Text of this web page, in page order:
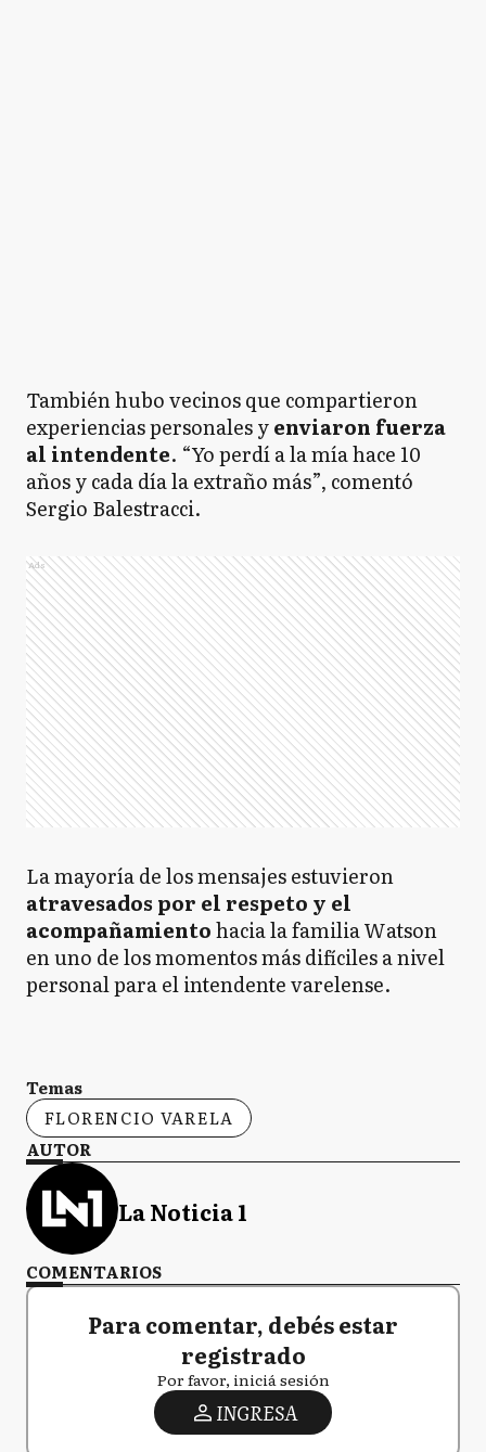
También hubo vecinos que compartieron
experiencias personales yenviaron fuerza
al intendente. “Yo perdí a la mía hace 10
años y cada día la extraño más”, comentó
Sergio Balestracci.
Ads
La mayoría de los mensajes estuvieron
atravesados por el respeto y el
acompañamientohacia la familia Watson
en uno de los momentos más difíciles a nivel
personal para el intendente varelense.
Temas
FLORENCIO VARELA
AUTOR
La Noticia 1
COMENTARIOS
Para comentar, debés estar
registrado
Por favor, iniciá sesión
INGRESA